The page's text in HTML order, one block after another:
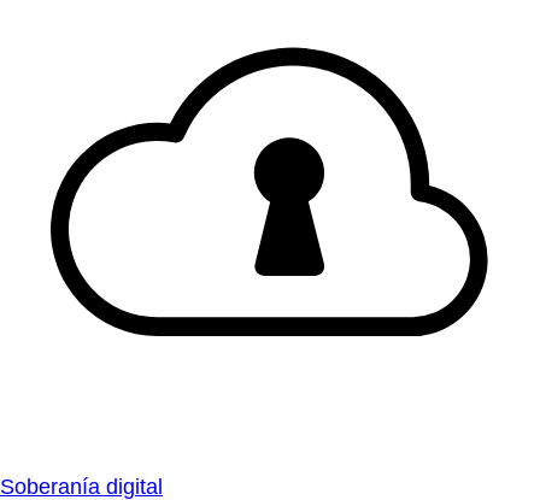
Soberanía digital